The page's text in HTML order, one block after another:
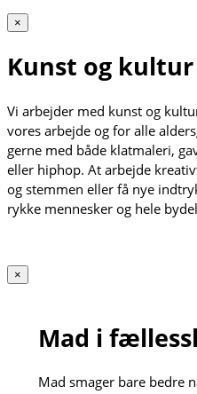
×
Kunst og kultur
Vi arbejder med kunst og
vores arbejde og for alle
gerne med både klatmaleri,
eller hiphop. At arbejde
og stemmen eller få nye
rykke mennesker og hele
×
Mad i
Mad smager bare bedre